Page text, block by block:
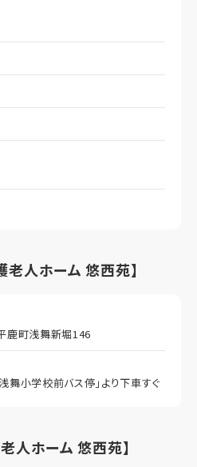
老人ホーム 悠西苑】
鹿町浅舞新堀146
舞小学校前バス停」より下車すぐ
人ホーム 悠西苑】